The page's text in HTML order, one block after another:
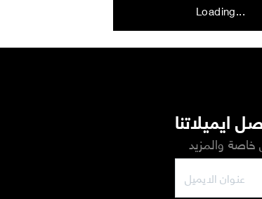
Loading...
ايميلاتنا
والمزيد